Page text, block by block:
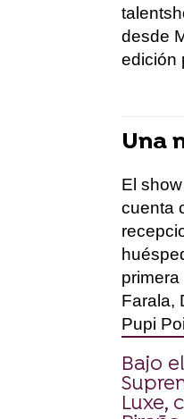
talent
desde
edición
Una
El show
cuenta
primera
Farala,
Pupi
Bajo
Luxe,